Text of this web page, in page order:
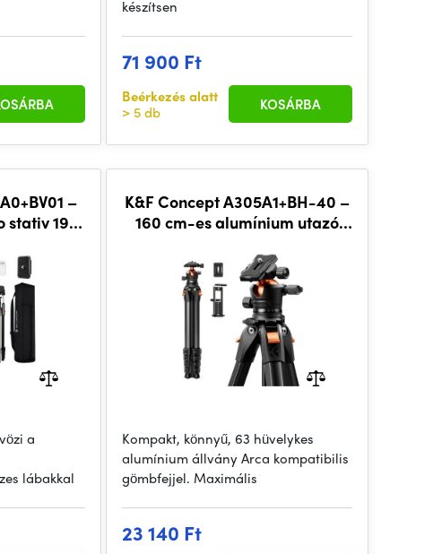
készítsen
71 900 Ft
Beérkezés alatt
> 5 db
KOSÁRBA
–
stativ 196
a
lábakkal
K&F Concept A305A1+BH-40 –
160 cm-es alumínium utazó
Kompakt, könnyű, 63 hüvelykes
alumínium állvány Arca kompatibilis
gömbfejjel. Maximális
23 140 Ft